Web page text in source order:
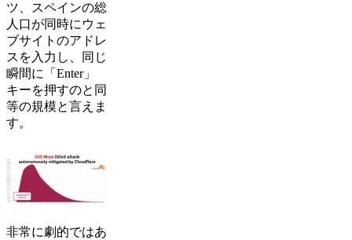
ツ、スペインの総
人口が同時にウェ
ブサイトのアドレ
スを入力し、同じ
瞬間に「Enter」
キーを押すのと同
等の規模と言えま
す。
非常に劇的ではあ